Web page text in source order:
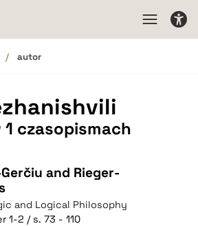
autor
czasopismach
and Rieger-
and Logical Philosophy
1-2 / s. 73 - 110